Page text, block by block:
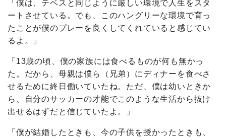
「僕は、テベスと同じように厳しい環境で人生をスタ
ートさせている。でも、このハングリーな環境で育っ
たことが僕のプレーを良くしてくれていると感じてい
るよ。」
「13歳の頃、僕の家族には食べるものが何も無かっ
た。だから、母親は僕ら（兄弟）にディナーを食べさ
せるために終日働いていたね。ただ、僕は幼いときか
ら、自分のサッカーの才能でこのような生活から抜け
出せるはずだと信じていたよ。」
「僕が結婚したときも、今の子供を授かったときも、